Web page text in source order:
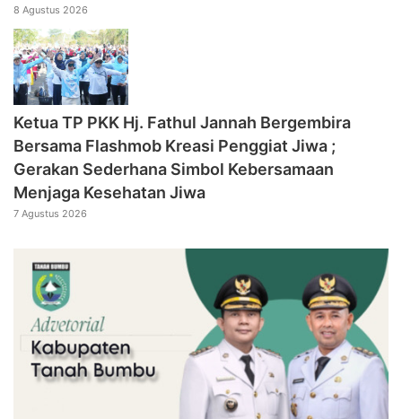
8 Agustus 2026
‎Ketua TP PKK Hj. Fathul Jannah Bergembira
Bersama Flashmob Kreasi Penggiat Jiwa ;
Gerakan Sederhana Simbol Kebersamaan
Menjaga Kesehatan Jiwa
7 Agustus 2026